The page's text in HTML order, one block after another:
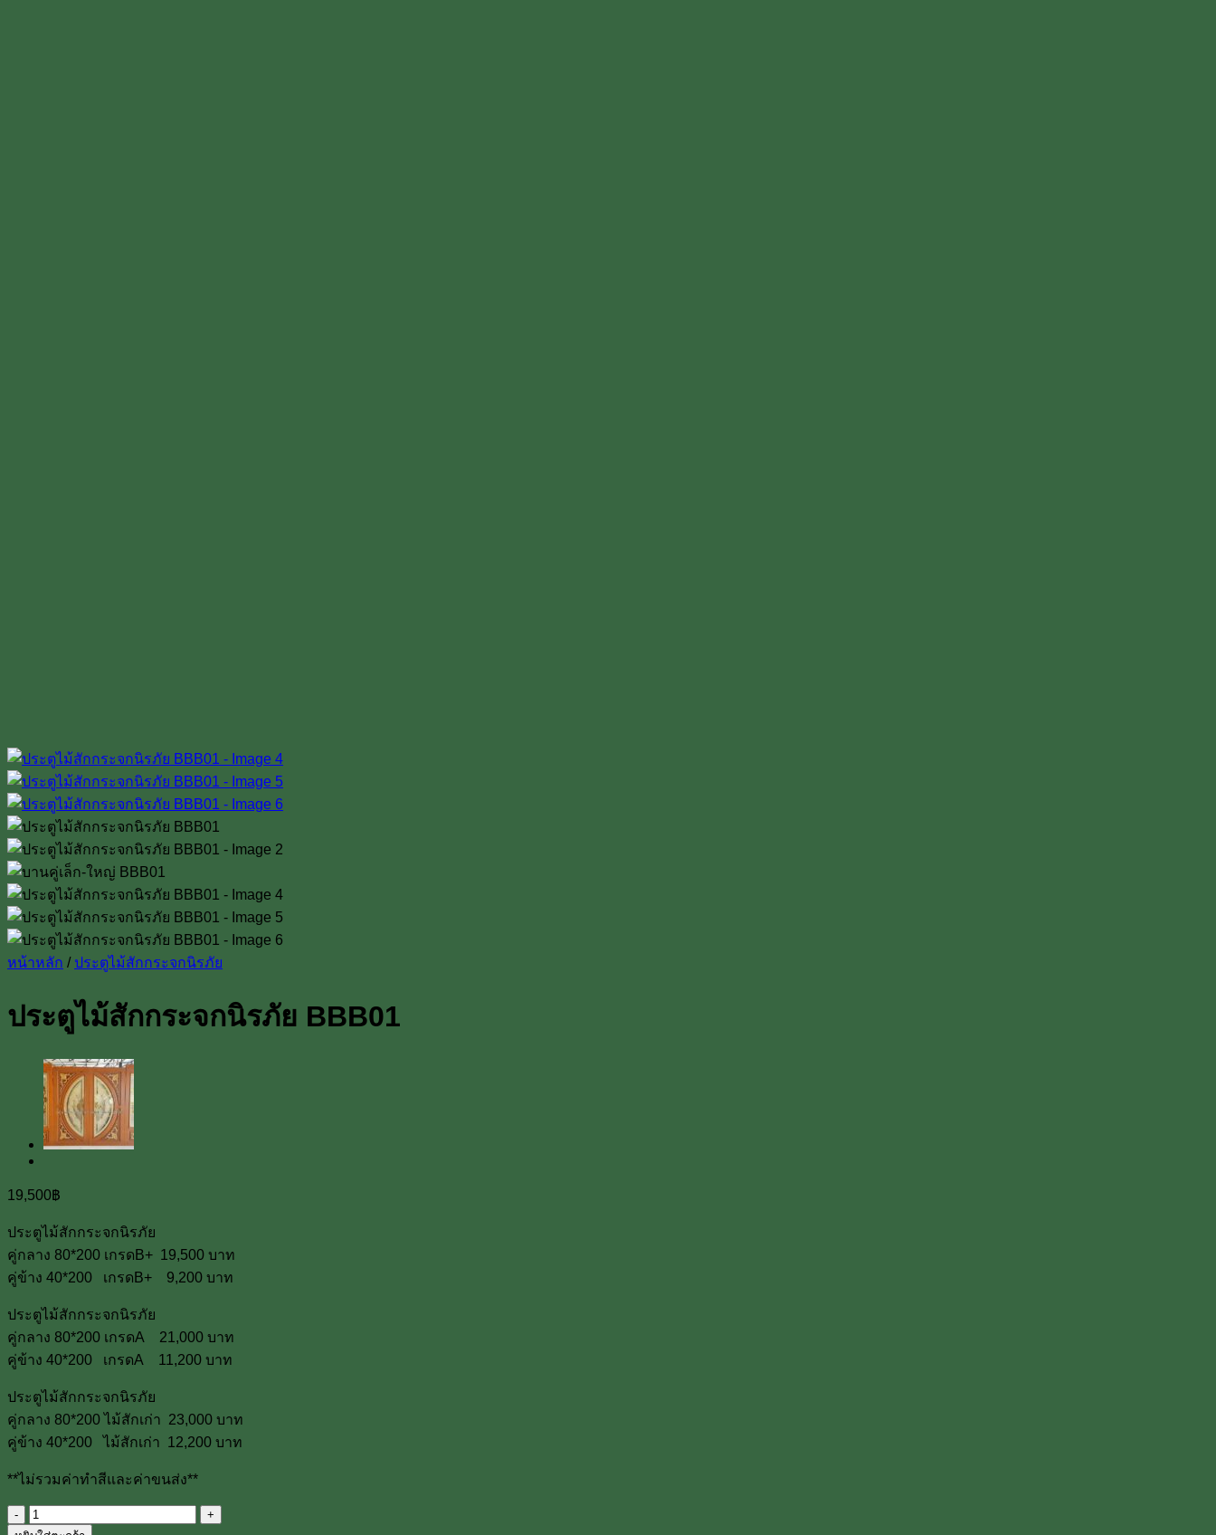
หน้าหลัก / ประตูไม้สักกระจกนิรภัย
ประตูไม้สักกระจกนิรภัย BBB01
19,500฿
ประตูไม้สักกระจกนิรภัย
คู่กลาง 80*200 เกรดB+ 19,500 บาท
คู่ข้าง 40*200 เกรดB+ 9,200 บาท
ประตูไม้สักกระจกนิรภัย
คู่กลาง 80*200 เกรดA 21,000 บาท
คู่ข้าง 40*200 เกรดA 11,200 บาท
ประตูไม้สักกระจกนิรภัย
คู่กลาง 80*200 ไม้สักเก่า 23,000 บาท
คู่ข้าง 40*200 ไม้สักเก่า 12,200 บาท
**ไม่รวมค่าทำสีและค่าขนส่ง**
จำนวน